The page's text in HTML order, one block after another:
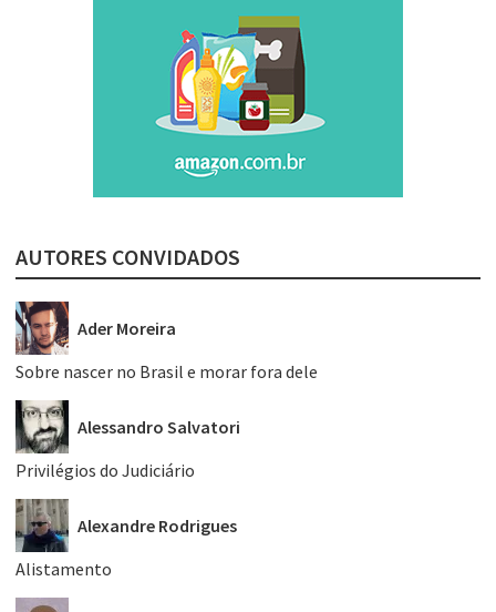
AUTORES CONVIDADOS
Ader Moreira
Sobre nascer no Brasil e morar fora dele
Alessandro Salvatori
Privilégios do Judiciário
Alexandre Rodrigues
Alistamento